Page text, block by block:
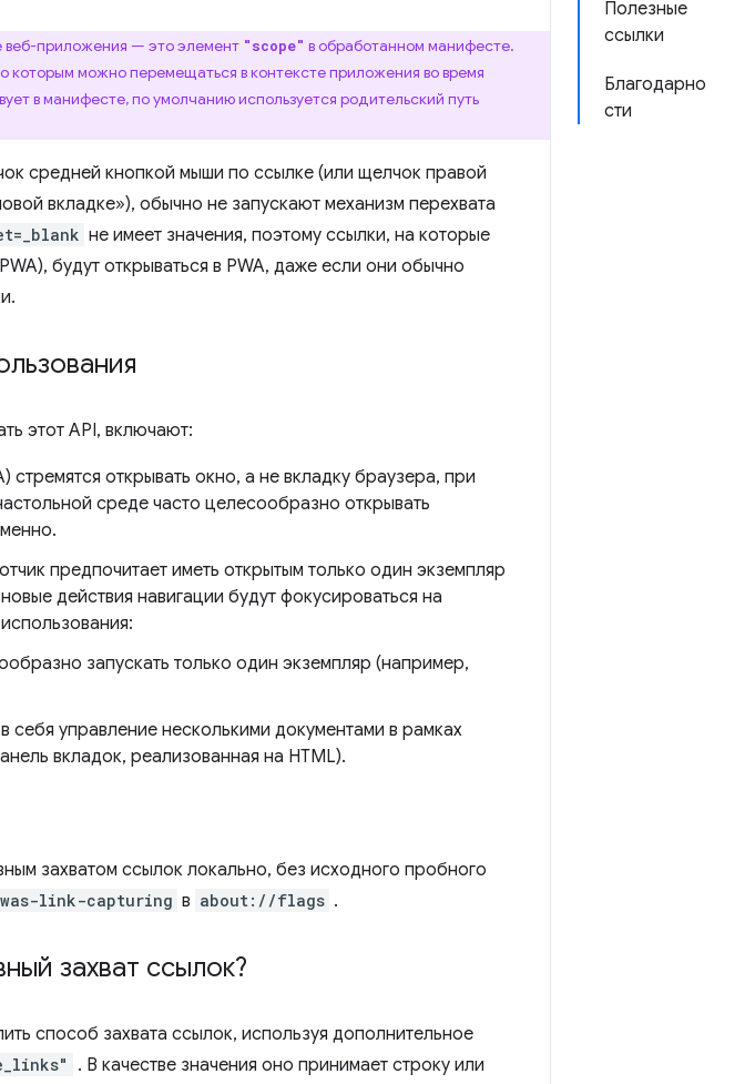
Полезные
ссылки
Благодарно
сти
веб-приложения — это элемент "scope" в обработанном манифесте.
которым можно перемещаться в контексте приложения во время
в манифесте, по умолчанию используется родительский путь
средней кнопкой мыши по ссылке (или щелчок правой
вкладке»), обычно не запускают механизм перехвата
не имеет значения, поэтому ссылки, на которые
будут открываться в PWA, даже если они обычно
этот API, включают:
открывать окно, а не вкладку браузера, при
среде часто целесообразно открывать
предпочитает иметь открытым только один экземпляр
действия навигации будут фокусироваться на
запускать только один экземпляр (например,
управление несколькими документами в рамках
вкладок, реализованная на HTML).
захватом ссылок локально, без исходного пробного
link-capturing в about://flags .
захват ссылок?
способ захвата ссылок, используя дополнительное
. В качестве значения оно принимает строку или